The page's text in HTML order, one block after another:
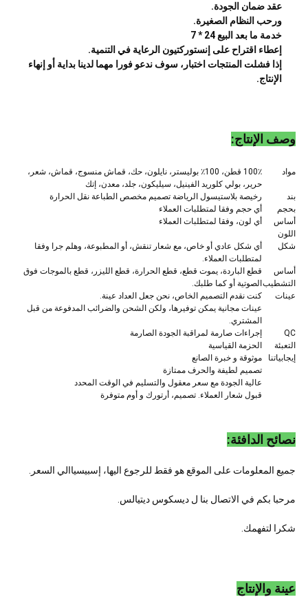
عقد ضمان الجودة.
ورحب النظام الصغيرة.
خدمة ما بعد البيع 24 * 7
إعطاء اقتراح على إنستوركتيون الرعاية في التنمية.
إذا فشلت المنتجات اختبار، سوف ندعو فورا مهما لدينا بداية أو إنهاء
الإنتاج.
وصف الإنتاج:
مواد
100٪ قطن، 100٪ بوليستر، نايلون، حك، قماش منسوج، قماش، شعر،
حرير، بولي كلوريد الفينيل، سيليكون، جلد، معدن، إتك
بند
رخيصة بلاستيسول الرياضة تصميم مخصص الطباعة نقل الحرارة
بحجم
أي حجم وفقا لمتطلبات العملاء
أساس
اللون
أي لون، وفقا لمتطلبات العملاء
شكل
أي شكل عادي أو خاص، مع شعار تنقش، أو المطبوعة، وهلم جرا وفقا
لمتطلبات العملاء.
أساس
التشطيب
قطع الباردة، يموت قطع، قطع الحرارة، قطع الليزر، قطع بالموجات فوق
الصوتية أو كما طلبك.
عينات
كنت نقدم التصميم الخاص، نحن جعل العداد عينة.
عينات مجانية يمكن توفيرها، ولكن الشحن والضرائب المدفوعة من قبل
المشتري.
QC
إجراءات صارمة لمراقبة الجودة الصارمة
التعبئة
الحزمة القياسية
إيجابياتنا
موثوقة و خبرة الصانع
تصميم لطيفة والحرف ممتازة
عالية الجودة مع سعر معقول والتسليم في الوقت المحدد
قبول شعار العملاء. تصميم، أرتورك و أوم متوفرة
نصائح الدافئة:
جميع المعلومات على الموقع هو فقط للرجوع اليها، إسبيسياالي السعر.
مرحبا بكم في الاتصال بنا ل ديسكوس ديتيالس.
شكرا لتفهمك.
عينة والإنتاج